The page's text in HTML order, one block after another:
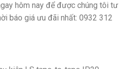
hôm nay để được chúng tôi tư
báo giá ưu đãi nhất: 0932 312